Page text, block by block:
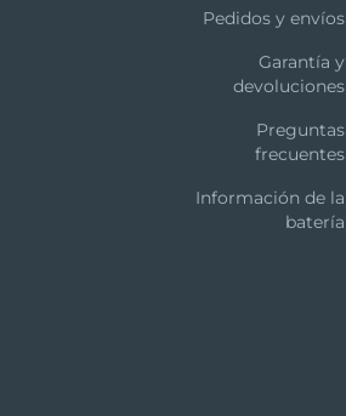
Pedidos y envíos
Garantía y
devoluciones
Preguntas
frecuentes
Información de la
batería